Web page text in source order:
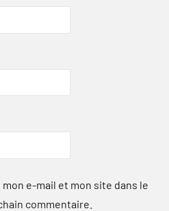
e-mail et mon site dans le
commentaire.